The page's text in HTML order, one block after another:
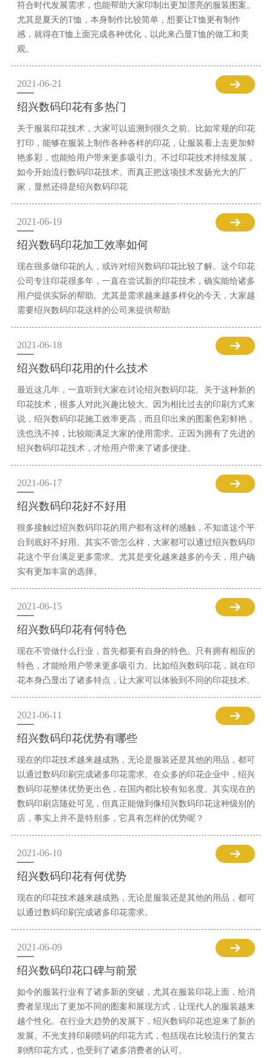
符合时代发展需求，也能帮助大家印制出更加漂亮的服装图案。
尤其是夏天的T恤，本身制作比较简单，想要让T恤更有制作
感，就得在T恤上面完成各种优化，以此来凸显T恤的做工和美
观。
2021-06-21
绍兴数码印花有多热门
关于服装印花技术，大家可以追溯到很久之前。比如常规的印花
打印，能够在服装上制作各种各样的印花，让服装看上去更加鲜
艳多彩，也能给用户带来更多吸引力。不过印花技术持续发展，
如今开始流行数码印花技术。而真正把这项技术发扬光大的厂
家，显然还得是绍兴数码印花
2021-06-19
绍兴数码印花加工效率如何
现在很多做印花的人，或许对绍兴数码印花比较了解。这个印花
公司专注印花很多年，一直在尝试新的印花技术，确实能给诸多
用户提供实际的帮助。尤其是需求越来越多样化的今天，大家越
需要绍兴数码印花这样的公司来提供帮助
2021-06-18
绍兴数码印花用的什么技术
最近这几年，一直听到大家在讨论绍兴数码印花。关于这种新的
印花技术，很多人对此兴趣比较大。因为相比过去的印刷方式来
说，绍兴数码印花施工效率更高，而且印出来的图案色彩鲜艳，
洗也洗不掉，比较能满足大家的使用需求。正因为拥有了先进的
绍兴数码印花技术，才给用户带来了诸多便捷。
2021-06-17
绍兴数码印花好不好用
很多接触过绍兴数码印花的用户都有这样的感触，不知道这个平
台到底好不好用。其实不管怎么样，大家都可以通过绍兴数码印
花这个平台满足更多需求。尤其是变化越来越多的今天，用户确
实有更加丰富的选择。
2021-06-15
绍兴数码印花有何特色
现在不管做什么行业，首先都要有自身的特色。只有拥有相应的
特色，才能给用户带来更多吸引力。比如绍兴数码印花，就在印
花本身凸显出了诸多特点，让大家可以体验到不同的印花技术。
2021-06-11
绍兴数码印花优势有哪些
现在的印花技术越来越成熟，无论是服装还是其他的用品，都可
以通过数码印刷完成诸多印花需求。在众多的印花企业中，绍兴
数码印花整体优势更出色，在国内都比较有知名度。其实现在的
数码印刷店随处可见，但真正能做到像绍兴数码印花这种级别的
店，事实上并不是特别多，它具有怎样的优势呢？
2021-06-10
绍兴数码印花有何优势
现在的印花技术越来越成熟，无论是服装还是其他的用品，都可
以通过数码印刷完成诸多印花需求。
2021-06-09
绍兴数码印花口碑与前景
如今的服装行业有了诸多新的突破，尤其在服装印花上面，给消
费者呈现出了更加不同的图案和展现方式，让现代人的服装越来
越个性化。在行业大趋势的发展下，绍兴数码印花也迎来了新的
发展。不光支持印刷喷码的印花方式，包括现在比较流行的复古
刺绣印花方式，也受到了诸多消费者的认可。